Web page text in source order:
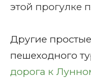
этой прогулке
Другие
пешеходного
дорога к